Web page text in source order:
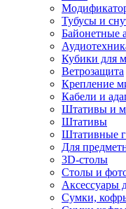
Тубусы и
Байонетные
Кубики для
Ветрозащита
Крепление
Кабели и
Штативы и
Штативы
Штативные
Для
3D-столы
Столы и
Аксессуары
Сумки,